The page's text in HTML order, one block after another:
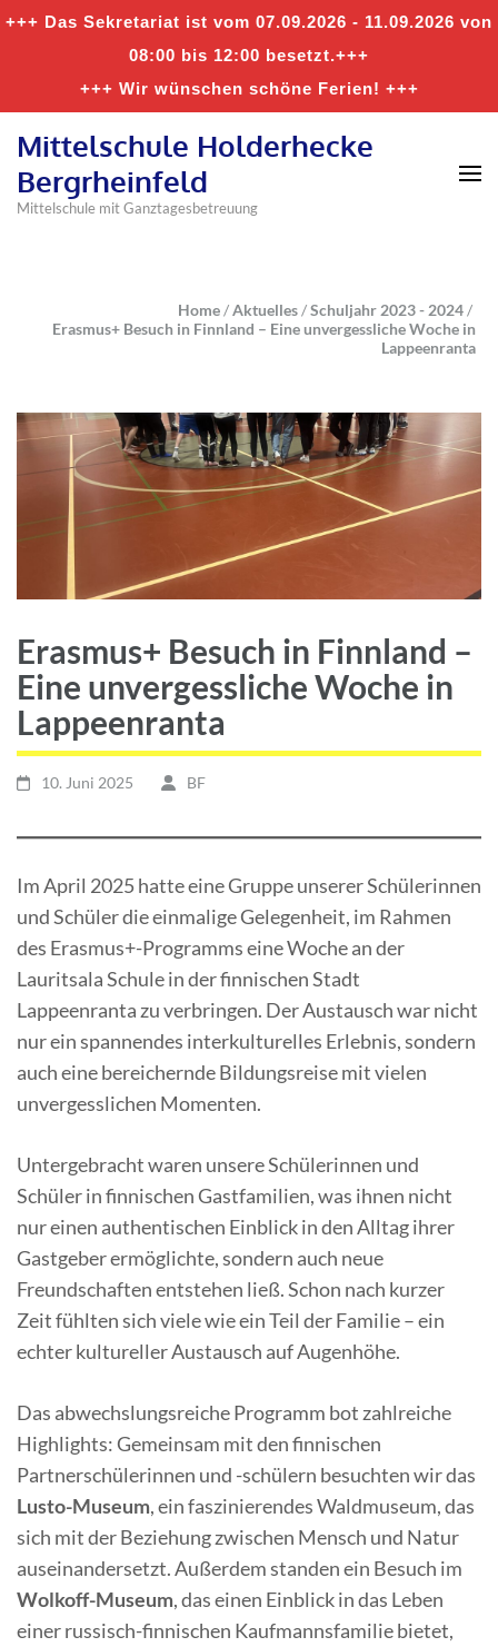
+++ Das Sekretariat ist vom 07.09.2026 - 11.09.2026 von
08:00 bis 12:00 besetzt.+++
+++ Wir wünschen schöne Ferien! +++
Mittelschule Holderhecke
Bergrheinfeld
Mittelschule mit Ganztagesbetreuung
Home/Aktuelles/Schuljahr 2023 - 2024/
Erasmus+ Besuch in Finnland – Eine unvergessliche Woche in
Lappeenranta
Erasmus+ Besuch in Finnland –
Eine unvergessliche Woche in
Lappeenranta
10. Juni 2025 BF
Im April 2025 hatte eine Gruppe unserer Schülerinnen
und Schüler die einmalige Gelegenheit, im Rahmen
des Erasmus+-Programms eine Woche an der
Lauritsala Schule in der finnischen Stadt
Lappeenranta zu verbringen. Der Austausch war nicht
nur ein spannendes interkulturelles Erlebnis, sondern
auch eine bereichernde Bildungsreise mit vielen
unvergesslichen Momenten.
Untergebracht waren unsere Schülerinnen und
Schüler in finnischen Gastfamilien, was ihnen nicht
nur einen authentischen Einblick in den Alltag ihrer
Gastgeber ermöglichte, sondern auch neue
Freundschaften entstehen ließ. Schon nach kurzer
Zeit fühlten sich viele wie ein Teil der Familie – ein
echter kultureller Austausch auf Augenhöhe.
Das abwechslungsreiche Programm bot zahlreiche
Highlights: Gemeinsam mit den finnischen
Partnerschülerinnen und -schülern besuchten wir das
Lusto-Museum, ein faszinierendes Waldmuseum, das
sich mit der Beziehung zwischen Mensch und Natur
auseinandersetzt. Außerdem standen ein Besuch im
Wolkoff-Museum, das einen Einblick in das Leben
einer russisch-finnischen Kaufmannsfamilie bietet,